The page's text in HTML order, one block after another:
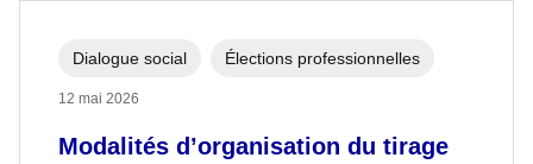
Modalités d’organisation du tirage
Dialogue social Élections professionnelles
12 mai 2026